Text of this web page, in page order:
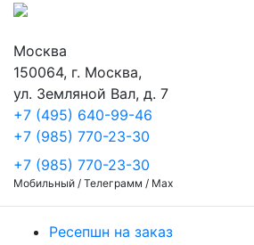
Москва
150064, г. Москва,
ул. Земляной Вал, д. 7
+7 (495) 640-99-46
+7 (985) 770-23-30
+7 (985) 770-23-30
Мобильный / Телеграмм / Max
Ресепшн на заказ